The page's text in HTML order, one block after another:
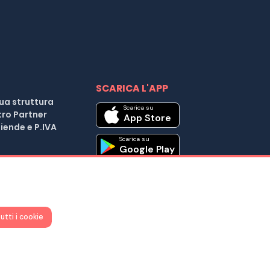
struttura
Partner
e P.IVA
SCARICA L'APP
Scarica su
App Store
Scarica su
Google Play
Fiscale e P.IVA 04037441203 |
D.L. 179/2012
i cookie